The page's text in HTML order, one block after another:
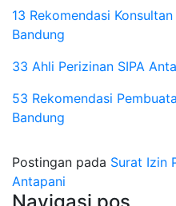
13 Rekomendasi
Bandung
33 Ahli Perizinan SIPA
53 Rekomendasi
Bandung
Postingan pada Surat Izin
Antapani
Navigasi pos